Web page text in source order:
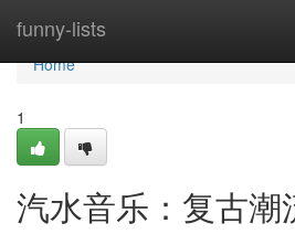
funny-lists
Home
Home
1
汽水音乐：复古潮